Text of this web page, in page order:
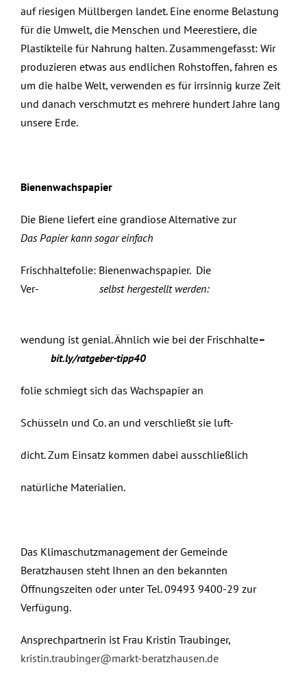
auf riesigen Müllbergen landet. Eine enorme Belastung
für die Umwelt, die Menschen und Meerestiere, die
Plastikteile für Nahrung halten. Zusammengefasst: Wir
produzieren etwas aus endlichen Rohstoffen, fahren es
um die halbe Welt, verwenden es für irrsinnig kurze Zeit
und danach verschmutzt es mehrere hundert Jahre lang
unsere Erde.
Bienenwachspapier
Die Biene liefert eine grandiose Alternative zur
Das Papier kann sogar einfach
Frischhaltefolie: Bienenwachspapier. Die
Ver- selbst hergestellt werden:
wendung ist genial. Ähnlich wie bei der Frischhalte–
bit.ly/ratgeber-tipp40
folie schmiegt sich das Wachspapier an
Schüsseln und Co. an und verschließt sie luft-
dicht. Zum Einsatz kommen dabei ausschließlich
natürliche Materialien.
Das Klimaschutzmanagement der Gemeinde
Beratzhausen steht Ihnen an den bekannten
Öffnungszeiten oder unter Tel. 09493 9400-29 zur
Verfügung.
Ansprechpartnerin ist Frau Kristin Traubinger,
kristin.traubinger@markt-beratzhausen.de